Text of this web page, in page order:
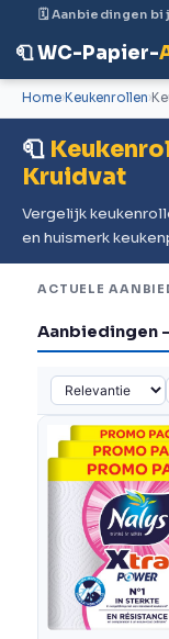
🗓 Aanbiedingen
🧻 WC-Papier-
Home Keukenrollen
🧻
Kruidvat
Vergelijk
en huismerk
ACTUELE
Aanbiedingen